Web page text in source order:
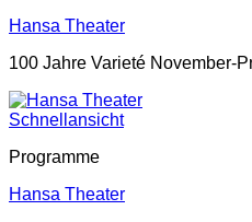
Hansa Theater
100 Jahre Varieté November-
Schnellansicht
Programme
Hansa Theater